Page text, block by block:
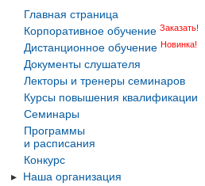
Главная страница
Корпоративное обучение Заказать!
Дистанционное обучение Новинка!
Документы слушателя
Лекторы и тренеры семинаров
Курсы повышения квалификации
Семинары
Программы
и расписания
Конкурс
Наша организация